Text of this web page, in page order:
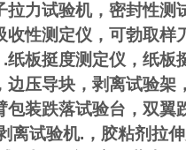
力试验机，密封性测
性测定仪，可勃取样
板挺度测定仪，纸板
压导块，剥离试验架
装跌落试验台，双翼
离试验机.，胶粘剂拉